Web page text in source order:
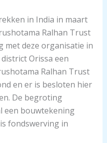
in India in maart
Ralhan Trust
met deze organisatie in
Orissa een
Ralhan Trust
en er is besloten hier
De begroting
een bouwtekening
fondswerving in